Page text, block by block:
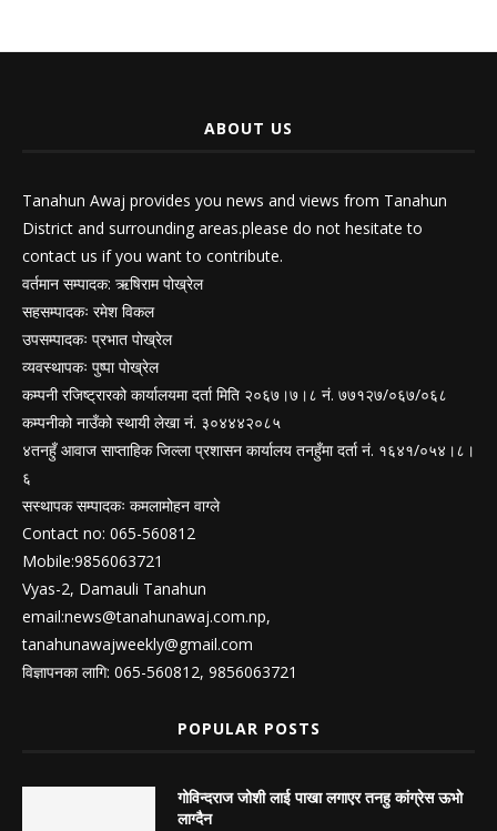
ABOUT US
Tanahun Awaj provides you news and views from Tanahun
District and surrounding areas.please do not hesitate to
contact us if you want to contribute.
वर्तमान सम्पादक: ऋषिराम पोख्रेल
सहसम्पादकः रमेश विकल
उपसम्पादकः प्रभात पोख्रेल
व्यवस्थापकः पुष्पा पोख्रेल
कम्पनी रजिष्ट्रारको कार्यालयमा दर्ता मिति २०६७।७।८ नं. ७७१२७/०६७/०६८
कम्पनीको नाउँको स्थायी लेखा नं. ३०४४४२०८५
४तनहुँ आवाज साप्ताहिक जिल्ला प्रशासन कार्यालय तनहुँमा दर्ता नं. १६४१/०५४।८।
६
सस्थापक सम्पादकः कमलामोहन वाग्ले
Contact no: 065-560812
Mobile:9856063721
Vyas-2, Damauli Tanahun
email:news@tanahunawaj.com.np,
tanahunawajweekly@gmail.com
विज्ञापनका लागि: 065-560812, 9856063721
POPULAR POSTS
गोविन्दराज जोशी लाई पाखा लगाएर तनहु कांग्रेस ऊभो
लाग्दैन